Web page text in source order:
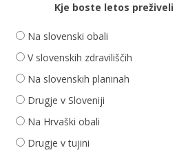
Kje boste letos
Na slovenski obali
V slovenskih zdraviliščih
Na slovenskih planinah
Drugje v Sloveniji
Na Hrvaški obali
Drugje v tujini